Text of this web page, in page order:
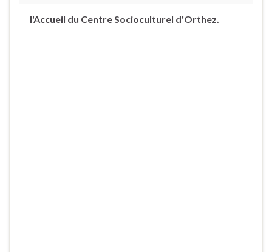
l'Accueil du Centre Socioculturel d'Orthez.